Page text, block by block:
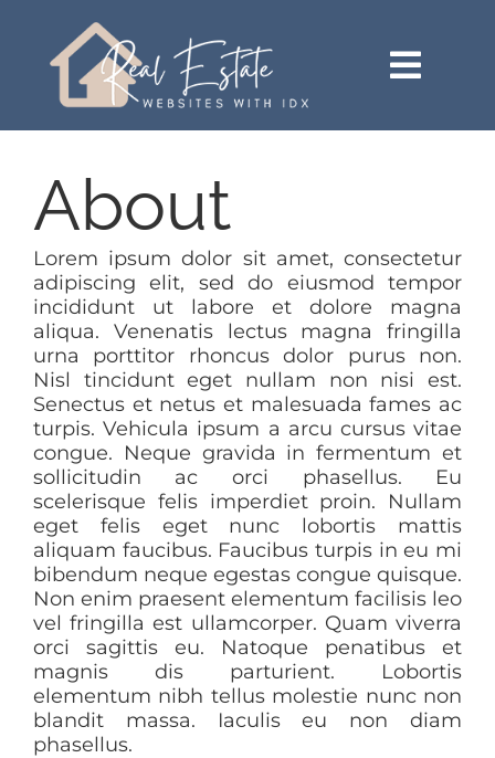
content
HOME (SEE MORE VERSIONS)
SEARCH
BUY
SELL
AREAS
ABOUT
PURCHASE WEBSITE
LOGIN / SIGNUP
About
Lorem ipsum dolor sit amet, consectetur
adipiscing elit, sed do eiusmod tempor
incididunt ut labore et dolore magna
aliqua. Venenatis lectus magna fringilla
urna porttitor rhoncus dolor purus non.
Nisl tincidunt eget nullam non nisi est.
Senectus et netus et malesuada fames ac
turpis. Vehicula ipsum a arcu cursus vitae
congue. Neque gravida in fermentum et
sollicitudin ac orci phasellus. Eu
scelerisque felis imperdiet proin. Nullam
eget felis eget nunc lobortis mattis
aliquam faucibus. Faucibus turpis in eu mi
bibendum neque egestas congue quisque.
Non enim praesent elementum facilisis leo
vel fringilla est ullamcorper. Quam viverra
orci sagittis eu. Natoque penatibus et
magnis dis parturient. Lobortis
elementum nibh tellus molestie nunc non
blandit massa. Iaculis eu non diam
phasellus.